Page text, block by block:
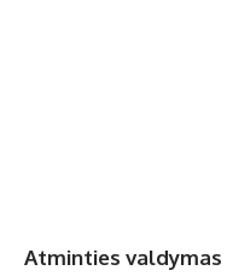
Atminties valdymas